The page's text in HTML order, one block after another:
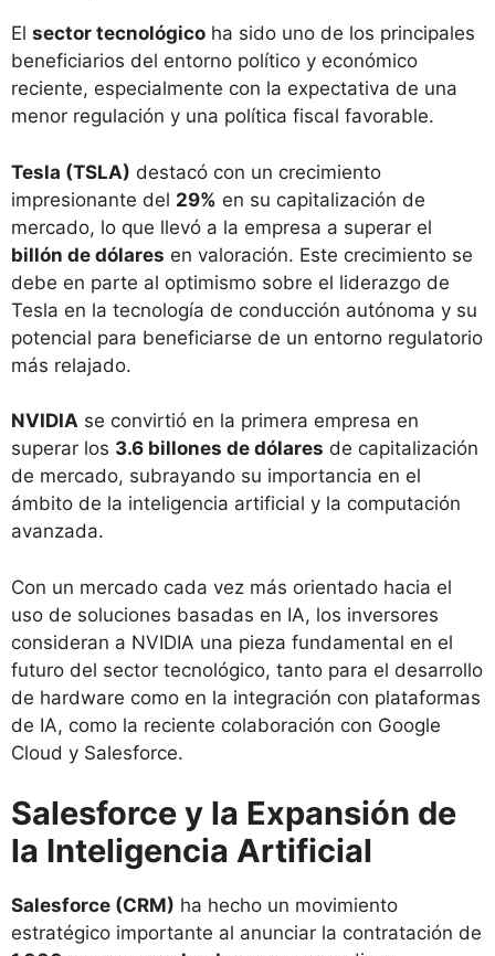
El sector tecnológico ha sido uno de los principales
beneficiarios del entorno político y económico
reciente, especialmente con la expectativa de una
menor regulación y una política fiscal favorable.
Tesla (TSLA) destacó con un crecimiento
impresionante del 29% en su capitalización de
mercado, lo que llevó a la empresa a superar el
billón de dólares en valoración. Este crecimiento se
debe en parte al optimismo sobre el liderazgo de
Tesla en la tecnología de conducción autónoma y su
potencial para beneficiarse de un entorno regulatorio
más relajado.
NVIDIA se convirtió en la primera empresa en
superar los 3.6 billones de dólares de capitalización
de mercado, subrayando su importancia en el
ámbito de la inteligencia artificial y la computación
avanzada.
Con un mercado cada vez más orientado hacia el
uso de soluciones basadas en IA, los inversores
consideran a NVIDIA una pieza fundamental en el
futuro del sector tecnológico, tanto para el desarrollo
de hardware como en la integración con plataformas
de IA, como la reciente colaboración con Google
Cloud y Salesforce.
Salesforce y la Expansión de
la Inteligencia Artificial
Salesforce (CRM) ha hecho un movimiento
estratégico importante al anunciar la contratación de